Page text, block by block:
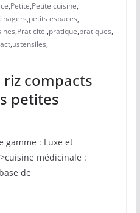
,Petite,Petite cuisine,
,petits espaces,
,Praticité.,pratique,pratiques,
,ustensiles,
riz compacts
petites
gamme : Luxe et
médicinale :
de